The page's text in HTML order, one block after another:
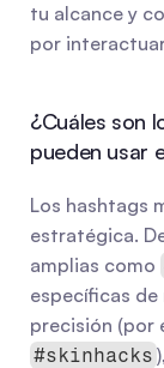
tu alcance y
por
¿Cuáles son
pueden usar
Los hashtags
estratégica.
amplias como
específicas
precisión (por
#skinhacks